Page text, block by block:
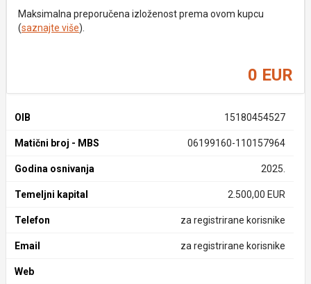
Maksimalna preporučena izloženost prema ovom kupcu
(saznajte više).
0 EUR
OIB 15180454527
Matični broj - MBS 06199160-110157964
Godina osnivanja 2025.
Temeljni kapital 2.500,00 EUR
Telefon za registrirane korisnike
Email za registrirane korisnike
Web